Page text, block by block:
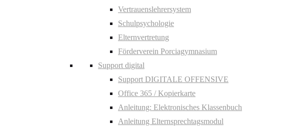
Vertrauenslehrersystem
Schulpsychologie
Elternvertretung
Förderverein Porciagymnasium
Support digital
Support DIGITALE OFFENSIVE
Office 365 / Kopierkarte
Anleitung: Elektronisches Klassenbuch
Anleitung Elternsprechtagsmodul